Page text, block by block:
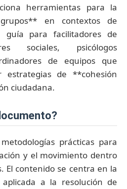
herramientas para la
en contextos de
guía para facilitadores de
sociales, psicólogos
de equipos que
estrategias de **cohesión
ciudadana.
prácticas para
y el movimiento dentro
El contenido se centra en la
a la resolución de